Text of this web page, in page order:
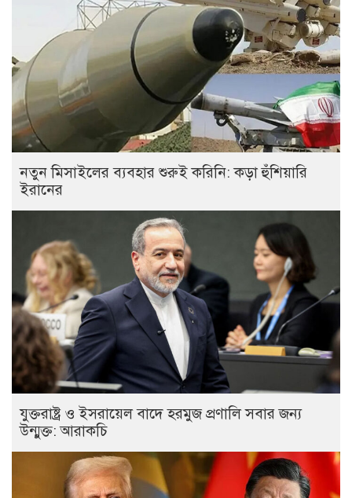
নতুন মিসাইলের ব্যবহার শুরুই করিনি: কড়া হুঁশিয়ারি
ইরানের
যুক্তরাষ্ট্র ও ইসরায়েল বাদে হরমুজ প্রণালি সবার জন্য
উন্মুক্ত: আরাকচি